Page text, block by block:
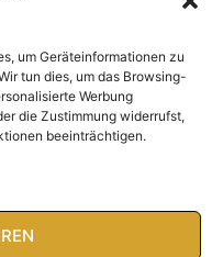
um Geräteinformationen zu
tun dies, um das Browsing-
Werbung
die Zustimmung widerrufst,
beeinträchtigen.
Rechtliches
Rechtliche Hinweise
Impressum
Datenschutzerklärung